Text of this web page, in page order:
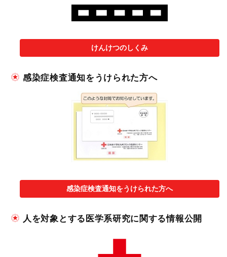
けんけつのしくみ
感染症検査通知をうけられた方へ
感染症検査通知をうけられた方へ
人を対象とする医学系研究に関する情報公開